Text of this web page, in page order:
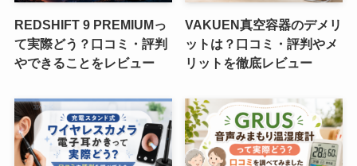
REDSHIFT 9 PREMIUMっ
て実際どう？口コミ・評判
やできることをレビュー
VAKUEN真空容器のデメリ
ットは？口コミ・評判やメ
リットを徹底レビュー